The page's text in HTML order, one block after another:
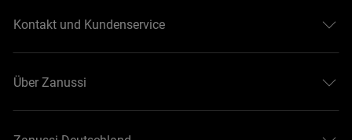
Kontakt und Kundenservice
Über Zanussi